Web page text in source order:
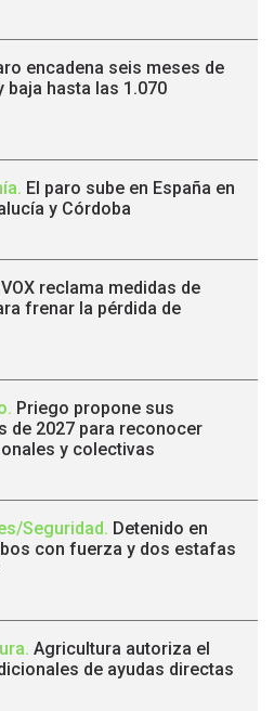
encadena seis meses de
baja hasta las 1.070
. El paro sube en España en
y Córdoba
VOX reclama medidas de
frenar la pérdida de
. Priego propone sus
de 2027 para reconocer
y colectivas
Seguridad. Detenido en
con fuerza y dos estafas
. Agricultura autoriza el
de ayudas directas